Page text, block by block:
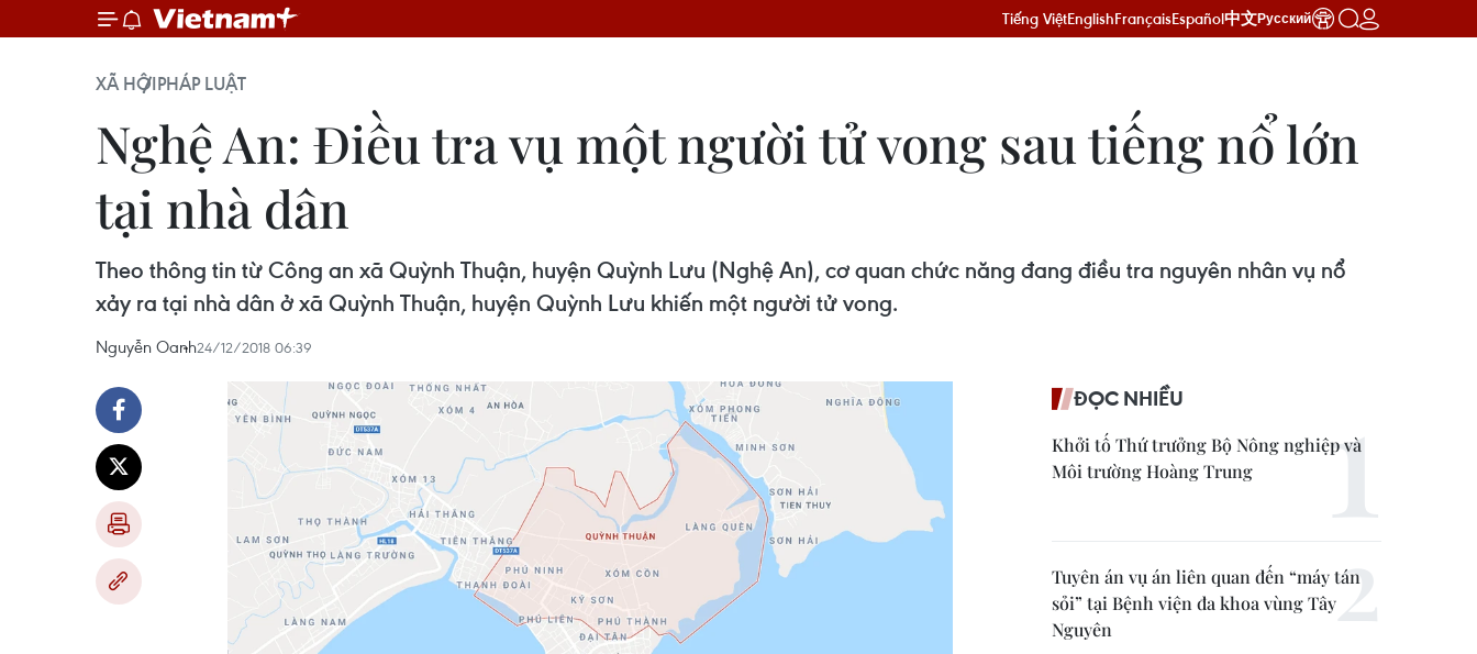
Tiếng ViệtEnglishFrançaisEspañol中文Русский
XÃ HỘIPHÁP LUẬT
Nghệ An: Điều tra vụ một người tử vong sau tiếng nổ lớn
tại nhà dân
Theo thông tin từ Công an xã Quỳnh Thuận, huyện Quỳnh Lưu (Nghệ An), cơ quan chức năng đang điều tra nguyên nhân vụ nổ
xảy ra tại nhà dân ở xã Quỳnh Thuận, huyện Quỳnh Lưu khiến một người tử vong.
Nguyễn Oanh24/12/2018 06:39
ĐỌC NHIỀU
Khởi tố Thứ trưởng Bộ Nông nghiệp và
Môi trường Hoàng Trung
Tuyên án vụ án liên quan đến “máy tán
sỏi” tại Bệnh viện đa khoa vùng Tây
Nguyên